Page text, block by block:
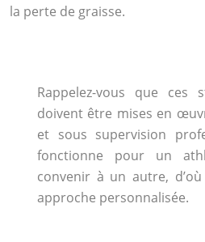
la perte de graisse.
Rappelez-vous que ces
doivent être mises en
et sous supervision
fonctionne pour un
convenir à un autre, d’où
approche personnalisée.